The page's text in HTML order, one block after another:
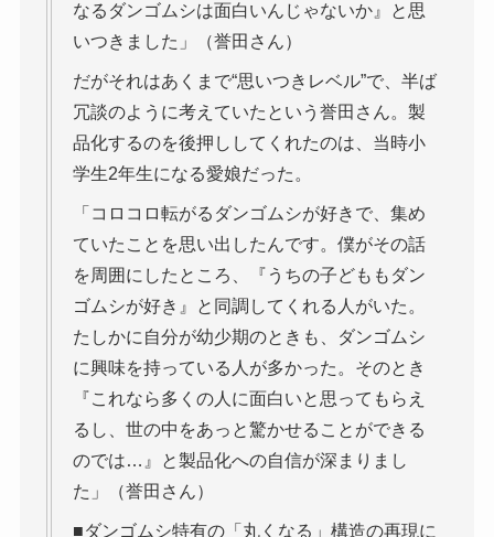
なるダンゴムシは面白いんじゃないか』と思
いつきました」（誉田さん）
だがそれはあくまで“思いつきレベル”で、半ば
冗談のように考えていたという誉田さん。製
品化するのを後押ししてくれたのは、当時小
学生2年生になる愛娘だった。
「コロコロ転がるダンゴムシが好きで、集め
ていたことを思い出したんです。僕がその話
を周囲にしたところ、『うちの子どももダン
ゴムシが好き』と同調してくれる人がいた。
たしかに自分が幼少期のときも、ダンゴムシ
に興味を持っている人が多かった。そのとき
『これなら多くの人に面白いと思ってもらえ
るし、世の中をあっと驚かせることができる
のでは…』と製品化への自信が深まりまし
た」（誉田さん）
■ダンゴムシ特有の「丸くなる」構造の再現に